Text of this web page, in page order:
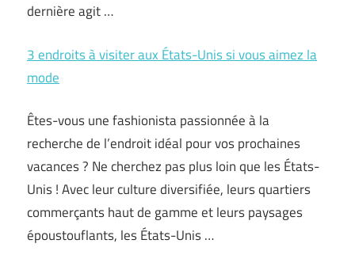
dernière agit …
3 endroits à visiter aux États-Unis si vous aimez la
mode
Êtes-vous une fashionista passionnée à la
recherche de l’endroit idéal pour vos prochaines
vacances ? Ne cherchez pas plus loin que les États-
Unis ! Avec leur culture diversifiée, leurs quartiers
commerçants haut de gamme et leurs paysages
époustouflants, les États-Unis …